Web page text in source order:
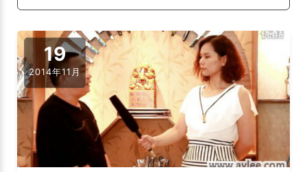
19
2014年11月